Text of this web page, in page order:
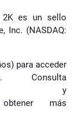
2K es un sello
Inc. (NASDAQ:
para acceder
más